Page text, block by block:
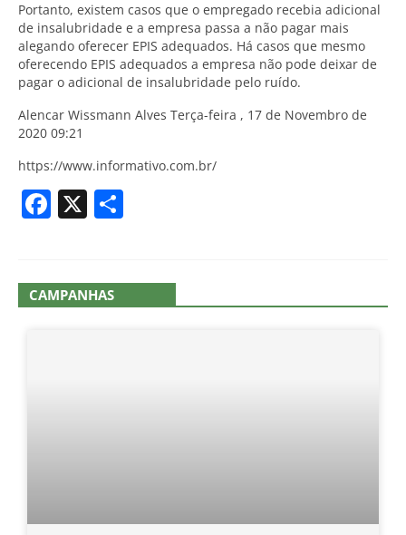
Portanto, existem casos que o empregado recebia adicional
de insalubridade e a empresa passa a não pagar mais
alegando oferecer EPIS adequados. Há casos que mesmo
oferecendo EPIS adequados a empresa não pode deixar de
pagar o adicional de insalubridade pelo ruído.
Alencar Wissmann Alves Terça-feira , 17 de Novembro de
2020 09:21
https://www.informativo.com.br/
Facebook
X
CAMPANHAS